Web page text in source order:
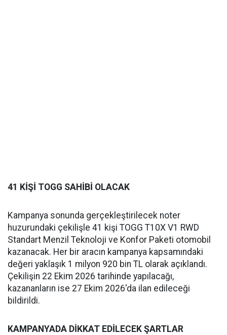
41 KİŞİ TOGG SAHİBİ OLACAK
Kampanya sonunda gerçekleştirilecek noter
huzurundaki çekilişle 41 kişi TOGG T10X V1 RWD
Standart Menzil Teknoloji ve Konfor Paketi otomobil
kazanacak. Her bir aracın kampanya kapsamındaki
değeri yaklaşık 1 milyon 920 bin TL olarak açıklandı.
Çekilişin 22 Ekim 2026 tarihinde yapılacağı,
kazananların ise 27 Ekim 2026'da ilan edileceği
bildirildi.
KAMPANYADA DİKKAT EDİLECEK ŞARTLAR